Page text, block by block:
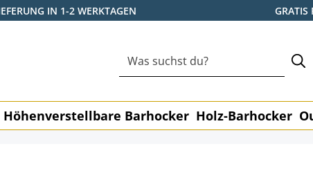
IN 1-2 WERKTAGEN GRATIS
Höhenverstellbare Barhocker Holz-Barhocker